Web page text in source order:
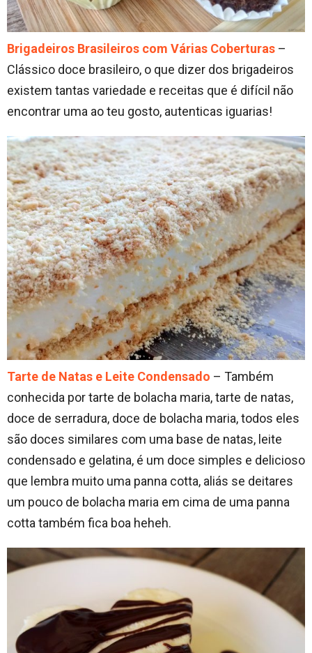
Brigadeiros Brasileiros com Várias Coberturas –
Clássico doce brasileiro, o que dizer dos brigadeiros
existem tantas variedade e receitas que é difícil não
encontrar uma ao teu gosto, autenticas iguarias!
Tarte de Natas e Leite Condensado – Também
conhecida por tarte de bolacha maria, tarte de natas,
doce de serradura, doce de bolacha maria, todos eles
são doces similares com uma base de natas, leite
condensado e gelatina, é um doce simples e delicioso
que lembra muito uma panna cotta, aliás se deitares
um pouco de bolacha maria em cima de uma panna
cotta também fica boa heheh.